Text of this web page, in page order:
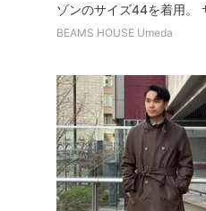
ゾンのサイズ44を着用。
BEAMS HOUSE Umeda